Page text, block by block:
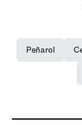
Peñarol